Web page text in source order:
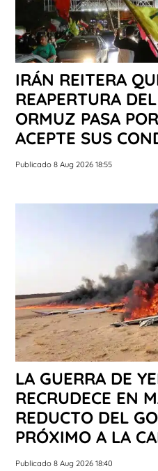
IRÁN REITERA
REAPERTURA
ORMUZ PASA
ACEPTE SUS
Publicado 8 Aug 2026 18:55
LA GUERRA DE
RECRUDECE EN
REDUCTO DEL
PRÓXIMO A LA
Publicado 8 Aug 2026 18:40